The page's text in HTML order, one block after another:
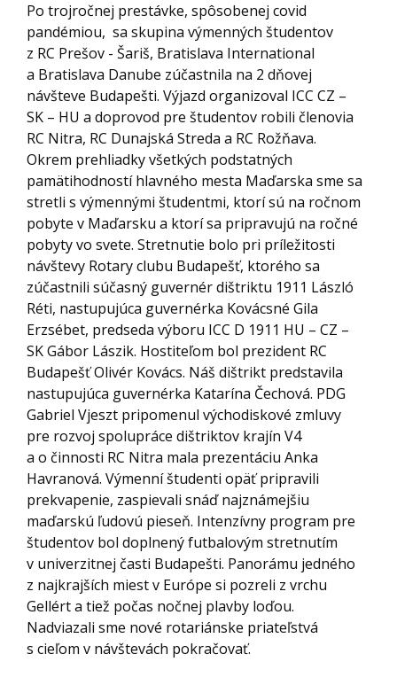
Po trojročnej prestávke, spôsobenej covid
pandémiou, sa skupina výmenných študentov
z RC Prešov - Šariš, Bratislava International
a Bratislava Danube zúčastnila na 2 dňovej
návšteve Budapešti. Výjazd organizoval ICC CZ –
SK – HU a doprovod pre študentov robili členovia
RC Nitra, RC Dunajská Streda a RC Rožňava.
Okrem prehliadky všetkých podstatných
pamätihodností hlavného mesta Maďarska sme sa
stretli s výmennými študentmi, ktorí sú na ročnom
pobyte v Maďarsku a ktorí sa pripravujú na ročné
pobyty vo svete. Stretnutie bolo pri príležitosti
návštevy Rotary clubu Budapešť, ktorého sa
zúčastnili súčasný guvernér dištriktu 1911 László
Réti, nastupujúca guvernérka Kovácsné Gila
Erzsébet, predseda výboru ICC D 1911 HU – CZ –
SK Gábor Lászik. Hostiteľom bol prezident RC
Budapešť Olivér Kovács. Náš dištrikt predstavila
nastupujúca guvernérka Katarína Čechová. PDG
Gabriel Vjeszt pripomenul východiskové zmluvy
pre rozvoj spolupráce dištriktov krajín V4
a o činnosti RC Nitra mala prezentáciu Anka
Havranová. Výmenní študenti opäť pripravili
prekvapenie, zaspievali snáď najznámejšiu
maďarskú ľudovú pieseň. Intenzívny program pre
študentov bol doplnený futbalovým stretnutím
v univerzitnej časti Budapešti. Panorámu jedného
z najkrajších miest v Európe si pozreli z vrchu
Gellért a tiež počas nočnej plavby loďou.
Nadviazali sme nové rotariánske priateľstvá
s cieľom v návštevách pokračovať.